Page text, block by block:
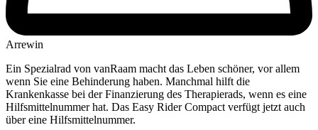
Arrewin
Ein Spezialrad von vanRaam macht das Leben schöner, vor allem
wenn Sie eine Behinderung haben. Manchmal hilft die
Krankenkasse bei der Finanzierung des Therapierads, wenn es eine
Hilfsmittelnummer hat. Das Easy Rider Compact verfügt jetzt auch
über eine Hilfsmittelnummer.